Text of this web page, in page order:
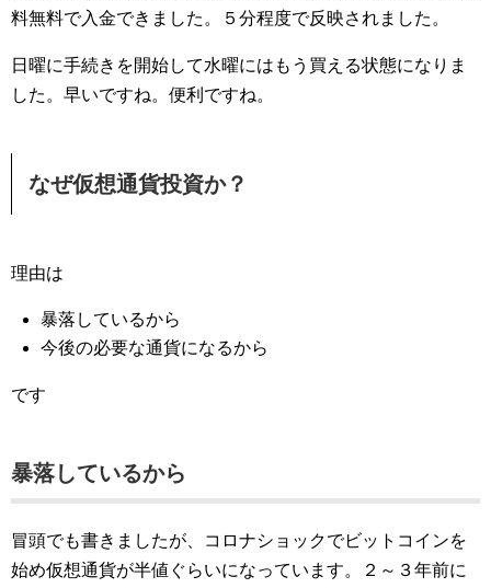
料無料で入金できました。５分程度で反映されました。
日曜に手続きを開始して水曜にはもう買える状態になりま
した。早いですね。便利ですね。
なぜ仮想通貨投資か？
理由は
暴落しているから
今後の必要な通貨になるから
です
暴落しているから
冒頭でも書きましたが、コロナショックでビットコインを
始め仮想通貨が半値ぐらいになっています。２～３年前に